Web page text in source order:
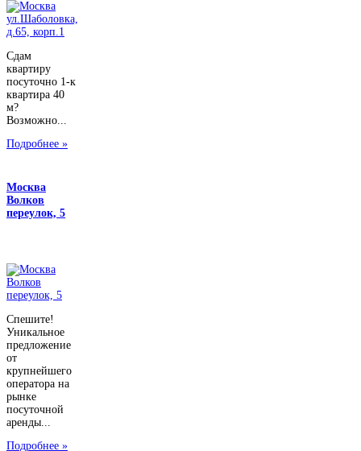
Сдам
квартиру
посуточно 1-к
квартира 40
м?
Возможно...
Подробнее »
Москва
Волков
переулок, 5
Спешите!
Уникальное
предложение
от
крупнейшего
оператора на
рынке
посуточной
аренды...
Подробнее »